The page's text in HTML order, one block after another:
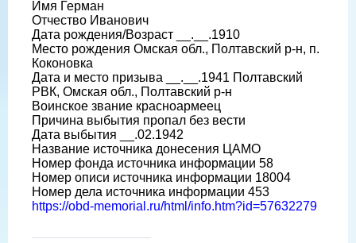
Имя Герман
Отчество Иванович
Дата рождения/Возраст __.__.1910
Место рождения Омская обл., Полтавский р-н, п.
Коконовка
Дата и место призыва __.__.1941 Полтавский
РВК, Омская обл., Полтавский р-н
Воинское звание красноармеец
Причина выбытия пропал без вести
Дата выбытия __.02.1942
Название источника донесения ЦАМО
Номер фонда источника информации 58
Номер описи источника информации 18004
Номер дела источника информации 453
https://obd-memorial.ru/html/info.htm?id=57632279